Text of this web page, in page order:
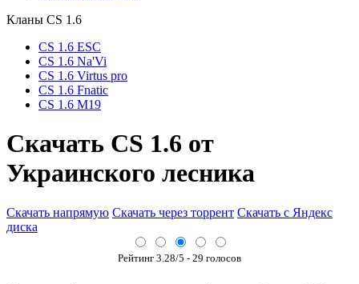
Кланы СS 1.6
CS 1.6 ESC
CS 1.6 Na'Vi
CS 1.6 Virtus pro
CS 1.6 Fnatic
CS 1.6 M19
Скачать CS 1.6 от
Украинского лесника
Скачать напрямую Скачать через торрент Скачать с Яндекс
диска
Рейтинг 3.28/5 - 29 голосов